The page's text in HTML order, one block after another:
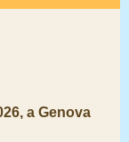
a Genova